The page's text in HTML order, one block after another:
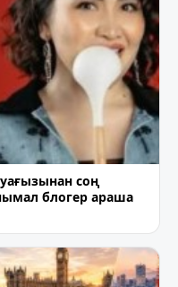
соң
блогер араша